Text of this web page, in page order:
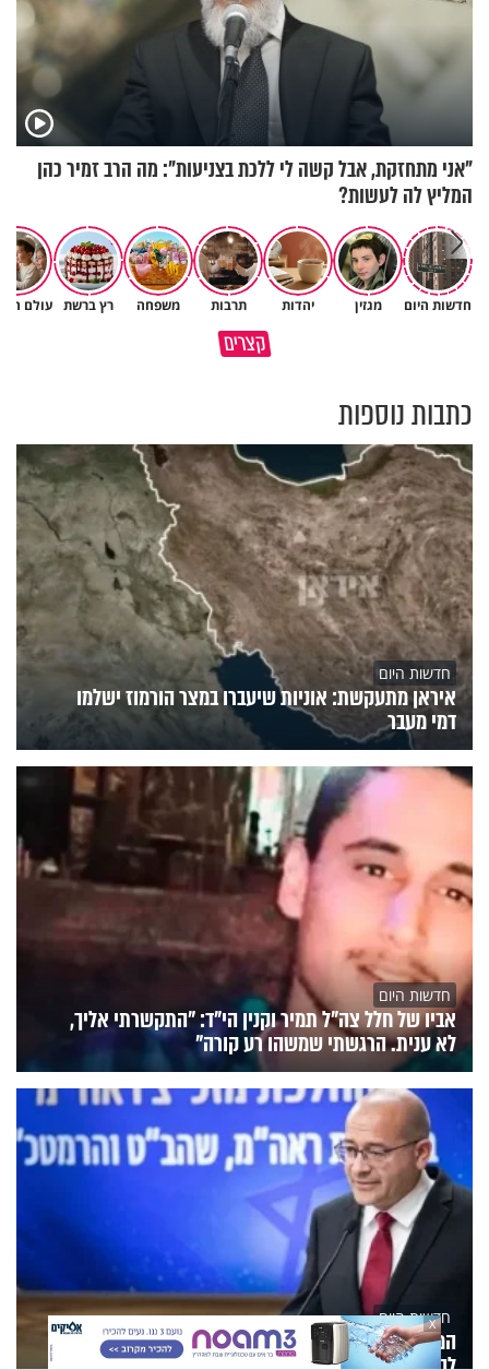
"אני מתחזקת, אבל קשה לי ללכת בצניעות": מה הרב זמיר כהן
המליץ לה לעשות?
חדשות היום מגזין יהדות תרבות משפחה רץ ברשת עולם
קצרים
תשתמש באהבה של השם לטובתך
פותחים פתח קטן - ומקבלים
כתבות נוספות
חדשות היום
איראן מתעקשת: אוניות שיעברו במצר הורמוז ישלמו
דמי מעבר
חדשות היום
אביו של חלל צה"ל תמיר וקנין הי"ד: "התקשרתי אליך,
לא ענית. הרגשתי שמשהו רע קורה"
חדשות היום
המוסד: הודחו שני בכירים בשל הכישלון בתוכנית
X